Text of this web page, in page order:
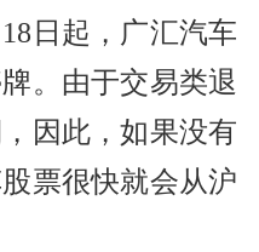
日起，广汇汽车
。由于交易类退
因此，如果没有
票很快就会从沪